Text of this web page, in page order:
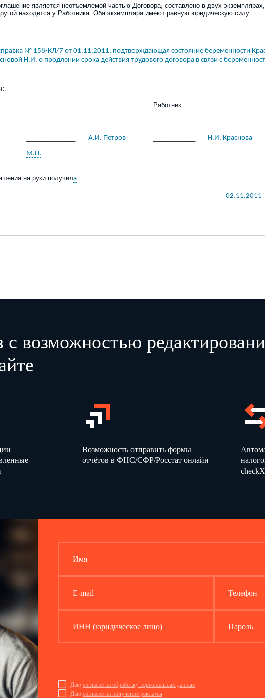
является неотъемлемой частью Договора, составлено в двух
находится у Работника. Оба экземпляра имеют равную юридическую силу.
№ 158-КЛ/7 от 01.11.2011, подтверждающая состояние беременности
Н.И. о продлении срока действия трудового договора в связи с
Работник:
А.И. Петров Н.И. Краснова
М.П.
на руки получила:
02.11.2011
возможностью
Возможность отправить формы
отчётов в ФНС/СФР/Росстат онлайн
Имя
E-mail Телефон
ИНН (юридическое лицо) Пароль
Даю согласие на обработку персональных данных
Даю согласие на получение рекламы